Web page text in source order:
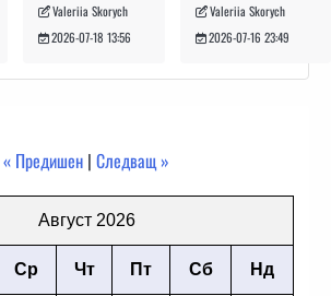
Valeriia Skorych
2026-07-18 13:56
Valeriia Skorych
2026-07-16 23:49
« Предишен | Следващ »
Август 2026
Ср Чт Пт Сб Нд